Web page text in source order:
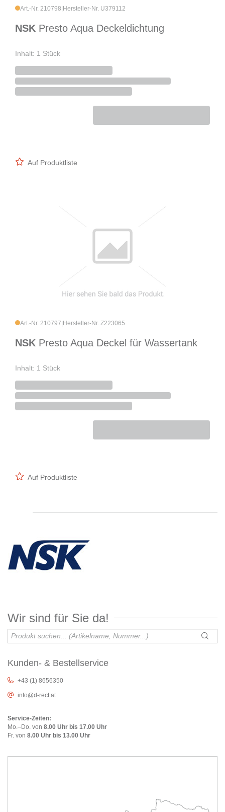
Art.-Nr. 210798 Hersteller-Nr. U379112
NSK Presto Aqua Deckeldichtung
Inhalt: 1 Stück
Auf Produktliste
Art.-Nr. 210797 Hersteller-Nr. Z223065
NSK Presto Aqua Deckel für Wassertank
Inhalt: 1 Stück
Auf Produktliste
Wir sind für Sie da!
Kunden- & Bestellservice
+43 (1) 8656350
info@d-rect.at
Service-Zeiten:
Mo.–Do. von 8.00 Uhr bis 17.00 Uhr
Fr. von 8.00 Uhr bis 13.00 Uhr